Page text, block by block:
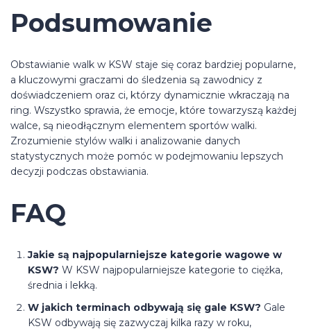
Podsumowanie
Obstawianie walk w KSW staje się coraz bardziej popularne,
a kluczowymi graczami do śledzenia są zawodnicy z
doświadczeniem oraz ci, którzy dynamicznie wkraczają na
ring. Wszystko sprawia, że emocje, które towarzyszą każdej
walce, są nieodłącznym elementem sportów walki.
Zrozumienie stylów walki i analizowanie danych
statystycznych może pomóc w podejmowaniu lepszych
decyzji podczas obstawiania.
FAQ
Jakie są najpopularniejsze kategorie wagowe w
KSW? W KSW najpopularniejsze kategorie to ciężka,
średnia i lekką.
W jakich terminach odbywają się gale KSW? Gale
KSW odbywają się zazwyczaj kilka razy w roku,